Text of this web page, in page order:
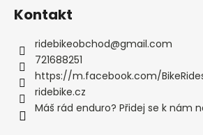
Kontakt
ridebikeobchod@gmail.com
721688251
https://m.facebook.com/
ridebike.cz
Máš rád enduro? Přidej se k nám